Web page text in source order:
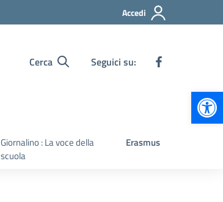
Accedi
Cerca Seguici su:
Giornalino : La voce della
scuola
Erasmus